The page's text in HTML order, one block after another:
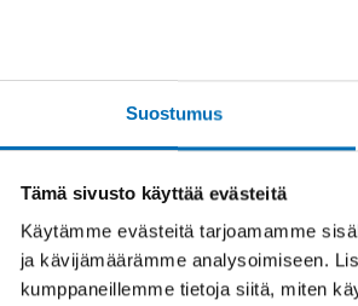
Suostumus
Tämä sivusto käyttää evästeitä
Käytämme evästeitä tarjoamamme
ja kävijämäärämme analysoimiseen.
kumppaneillemme tietoja siitä, miten
ruotsinkielistä materiaalia,
edistytään
Ryan Perkins School for the
CHARGE-oireyhtymän
hän kertoo toiminnoista,
ja siitä, miten ne ilmenevät